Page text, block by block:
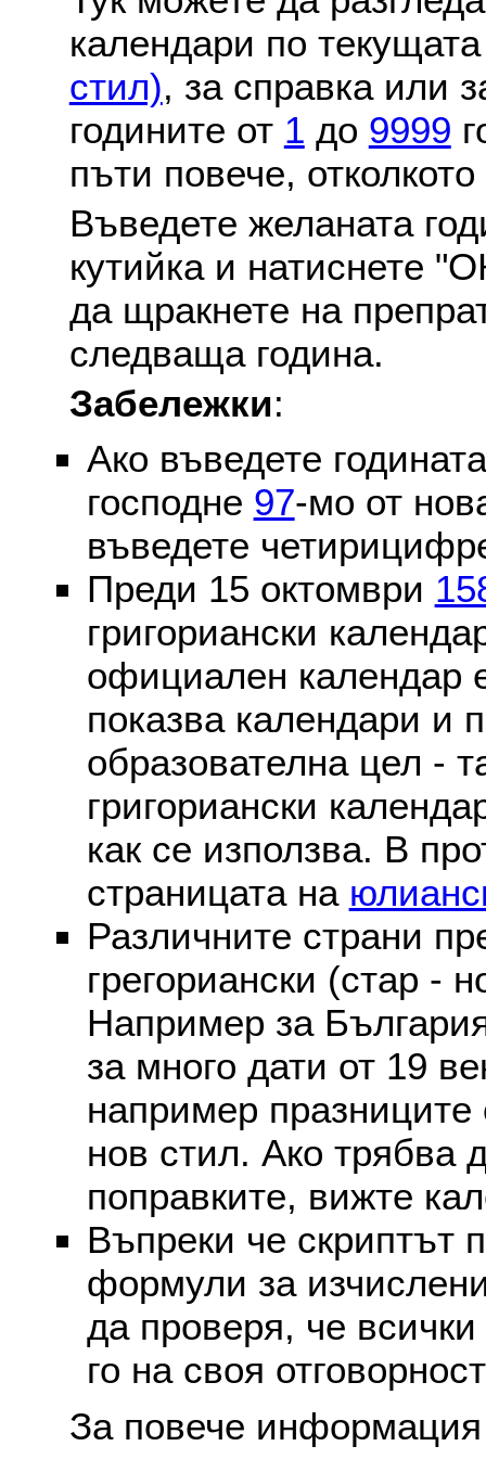
календари по
стил), за справка или
годините от 1 до 9999
пъти повече,
Въведете желаната
кутийка и натиснете
да щракнете на
следваща година.
Забележки:
Ако въведете
господне 97-мо от
въведете
Преди 15 октомври
григориански
официален календар
показва календари и
образователна цел -
григориански
как се използва. В
страницата на
Различните страни
грегориански (стар -
Например за
за много дати от 19
например празниците
нов стил. Ако трябва
поправките, вижте
Въпреки че скриптът
формули за
да проверя, че
го на своя
За повече информация